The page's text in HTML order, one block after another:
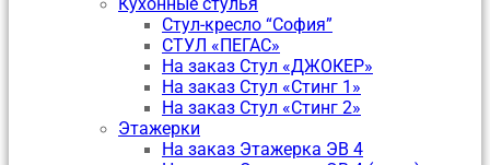
Стул-кресло “София”
CТУЛ «ПЕГАС»
На заказ Стул «ДЖОКЕР»
На заказ Стул «Стинг 1»
На заказ Стул «Стинг 2»
Этажерки
На заказ Этажерка ЭВ 4